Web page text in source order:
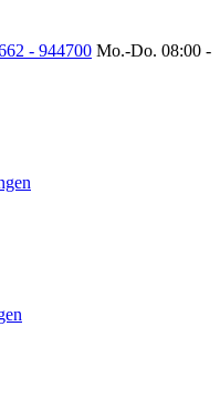
- 944700 Mo.-Do. 08:00 -